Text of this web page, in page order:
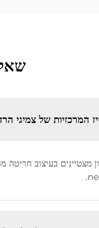
המרכזיות של צמיגי
מצטיינים בעיצוב